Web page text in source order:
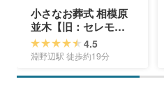
小さなお葬式 相模原
並木【旧：セレモニ
ーハウス相模原中
央】
4.5
淵野辺駅 徒歩約19分